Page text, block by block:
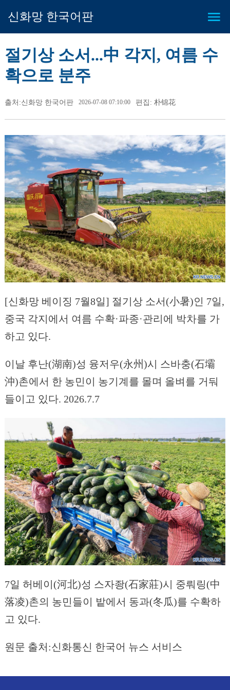
신화망 한국어판
절기상 소서...中 각지, 여름 수
확으로 분주
출처:신화망 한국어판 2026-07-08 07:10:00 편집: 朴锦花
[신화망 베이징 7월8일] 절기상 소서(小暑)인 7일,
중국 각지에서 여름 수확·파종·관리에 박차를 가
하고 있다.
이날 후난(湖南)성 융저우(永州)시 스바충(石壩
沖)촌에서 한 농민이 농기계를 몰며 올벼를 거둬
들이고 있다. 2026.7.7
7일 허베이(河北)성 스자좡(石家莊)시 중뤄링(中
落凌)촌의 농민들이 밭에서 동과(冬瓜)를 수확하
고 있다.
원문 출처:신화통신 한국어 뉴스 서비스